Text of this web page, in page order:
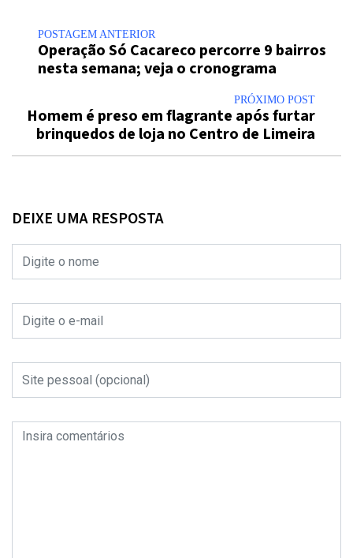
POSTAGEM ANTERIOR
Operação Só Cacareco percorre 9 bairros
nesta semana; veja o cronograma
PRÓXIMO POST
Homem é preso em flagrante após furtar
brinquedos de loja no Centro de Limeira
DEIXE UMA RESPOSTA